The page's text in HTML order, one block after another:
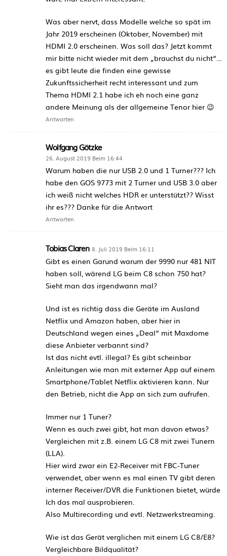
Was aber nervt, dass Modelle welche so spät im
Jahr 2019 erscheinen (Oktober, November) mit
HDMI 2.0 erscheinen. Was soll das? Jetzt kommt
mir bitte nicht wieder mit dem „brauchst du nicht“…
es gibt leute die finden eine gewisse
Zukunftssicherheit recht interessant und zum
Thema HDMI 2.1 habe ich eh noch eine ganz
andere Meinung als der allgemeine Tenor hier 😉
Antworten
Wolfgang Götzke
26. August 2019 Beim 16:44
Warum haben die nur USB 2.0 und 1 Turner??? Ich
habe den GOS 9773 mit 2 Turner und USB 3.0 aber
ich weiß nicht welches HDR er unterstützt?? Wisst
ihr es??? Danke für die Antwort
Antworten
Tobias Claren 8. Juli 2019 Beim 16:11
Gibt es einen Garund warum der 9990 nur 481 NIT
haben soll, wärend LG beim C8 schon 750 hat?
Sieht man das irgendwann mal?
Und ist es richtig dass die Geräte im Ausland
Netflix und Amazon haben, aber hier in
Deutschland wegen eines „Deal“ mit Maxdome
diese Anbieter verbannt sind?
Ist das nicht evtl. illegal? Es gibt scheinbar
Anleitungen wie man mit externer App auf einem
Smartphone/Tablet Netflix aktivieren kann. Nur
den Betrieb, nicht die App an sich zum aufrufen.
Immer nur 1 Tuner?
Wenn es auch zwei gibt, hat man davon etwas?
Vergleichen mit z.B. einem LG C8 mit zwei Tunern
(LLA).
Hier wird zwar ein E2-Receiver mit FBC-Tuner
verwendet, aber wenn es mal einen TV gibt deren
interner Receiver/DVR die Funktionen bietet, würde
Ich das mal ausprobieren.
Also Multirecording und evtl. Netzwerkstreaming.
Wie ist das Gerät verglichen mit einem LG C8/E8?
Vergleichbare Bildqualität?